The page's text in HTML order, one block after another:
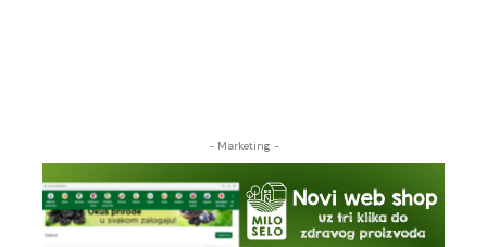
- Marketing -